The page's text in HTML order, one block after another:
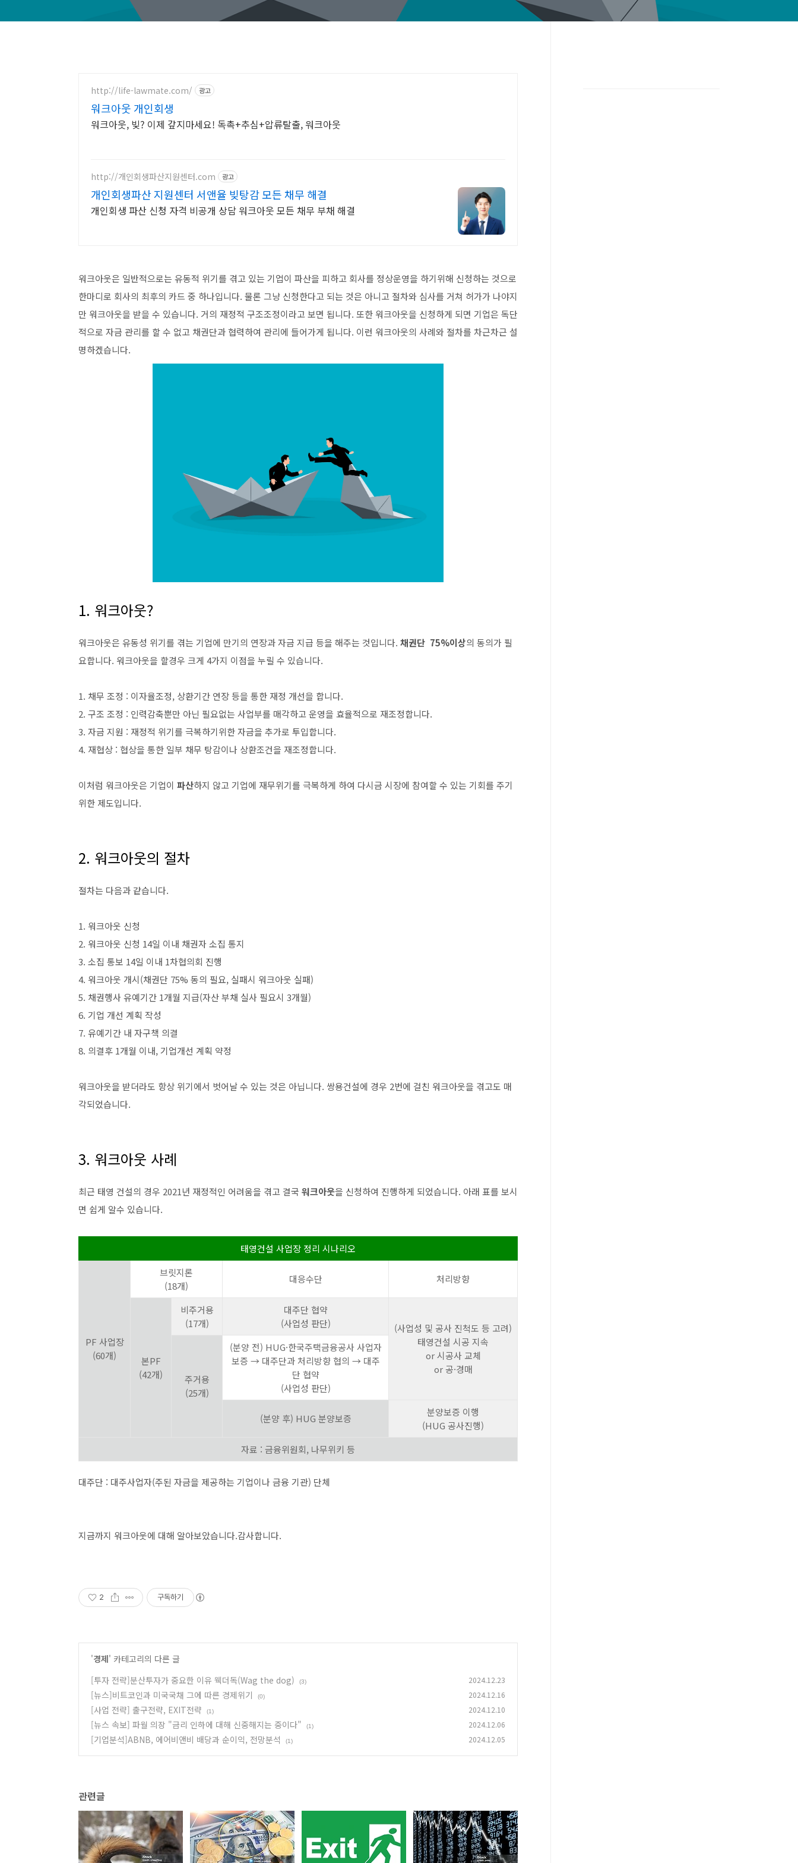
http://life-lawmate.com/ 광고
워크아웃 개인회생
워크아웃, 빚? 이제 갚지마세요! 독촉+추심+압류탈출, 워크아웃
http://개인회생파산지원센터.com 광고
개인회생파산 지원센터 서앤율 빚탕감 모든 채무 해결
개인회생 파산 신청 자격 비공개 상담 워크아웃 모든 채무 부채 해결
워크아웃은 일반적으로는 유동적 위기를 겪고 있는 기업이 파산을 피하고 회사를 정상운영을 하기위해 신청하는 것으로
한마디로 회사의 최후의 카드 중 하나입니다. 물론 그냥 신청한다고 되는 것은 아니고 절차와 심사를 거쳐 허가가 나야지
만 워크아웃을 받을 수 있습니다. 거의 재정적 구조조정이라고 보면 됩니다. 또한 워크아웃을 신청하게 되면 기업은 독단
적으로 자금 관리를 할 수 없고 채권단과 협력하여 관리에 들어가게 됩니다. 이런 워크아웃의 사례와 절차를 차근차근 설
명하겠습니다.
1. 워크아웃?
워크아웃은 유동성 위기를 겪는 기업에 만기의 연장과 자금 지급 등을 해주는 것입니다. 채권단 75%이상의 동의가 필
요합니다. 워크아웃을 할경우 크게 4가지 이점을 누릴 수 있습니다.
1. 채무 조정 : 이자율조정, 상환기간 연장 등을 통한 재정 개선을 합니다.
2. 구조 조정 : 인력감축뿐만 아닌 필요없는 사업부를 매각하고 운영을 효율적으로 재조정합니다.
3. 자금 지원 : 재정적 위기를 극복하기위한 자금을 추가로 투입합니다.
4. 재협상 : 협상을 통한 일부 채무 탕감이나 상환조건을 재조정합니다.
이처럼 워크아웃은 기업이 파산하지 않고 기업에 재무위기를 극복하게 하여 다시금 시장에 참여할 수 있는 기회를 주기
위한 제도입니다.
2. 워크아웃의 절차
절차는 다음과 같습니다.
1. 워크아웃 신청
2. 워크아웃 신청 14일 이내 채권자 소집 통지
3. 소집 통보 14일 이내 1차협의회 진행
4. 워크아웃 개시(채권단 75% 동의 필요, 실패시 워크아웃 실패)
5. 채권행사 유예기간 1개월 지급(자산 부채 실사 필요시 3개월)
6. 기업 개선 계획 작성
7. 유예기간 내 자구책 의결
8. 의결후 1개월 이내, 기업개선 계획 약정
워크아웃을 받더라도 항상 위기에서 벗어날 수 있는 것은 아닙니다. 쌍용건설에 경우 2번에 걸친 워크아웃을 겪고도 매
각되었습니다.
3. 워크아웃 사례
최근 태영 건설의 경우 2021년 재정적인 어려움을 겪고 결국 워크아웃을 신청하여 진행하게 되었습니다. 아래 표를 보시
면 쉽게 알수 있습니다.
태영건설 사업장 정리 시나리오
PF 사업장
(60개)
브릿지론
(18개)
대응수단 처리방향
본PF
(42개)
비주거용
(17개)
대주단 협약
(사업성 판단)
(사업성 및 공사 진척도 등 고려)
태영건설 시공 지속
or 시공사 교체
or 공·경매
주거용
(25개)
(분양 전) HUG·한국주택금융공사 사업자
보증 → 대주단과 처리방향 협의 → 대주
단 협약
(사업성 판단)
(분양 후) HUG 분양보증
분양보증 이행
(HUG 공사진행)
자료 : 금융위원회, 나무위키 등
대주단 : 대주사업자(주된 자금을 제공하는 기업이나 금융 기관) 단체
지금까지 워크아웃에 대해 알아보았습니다.감사합니다.
2 구독하기
'경제' 카테고리의 다른 글
[투자 전략]분산투자가 중요한 이유 웩더독(Wag the dog)
(3) 2024.12.23
[뉴스]비트코인과 미국국채 그에 따른 경제위기 (0) 2024.12.16
[사업 전략] 출구전략, EXIT전략 (1) 2024.12.10
[뉴스 속보] 파월 의장 "금리 인하에 대해 신중해지는 중이다" (1) 2024.12.06
[기업분석]ABNB, 에어비앤비 배당과 순이익, 전망분석 (1) 2024.12.05
관련글